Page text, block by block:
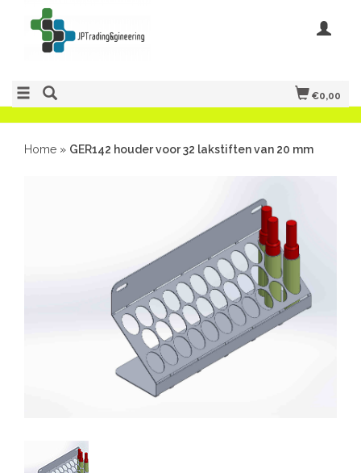
€0,00
Home » GER142 houder voor 32 lakstiften van 20 mm